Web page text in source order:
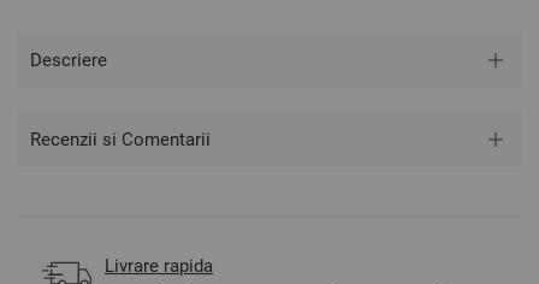
Descriere
Recenzii si Comentarii
Livrare rapida